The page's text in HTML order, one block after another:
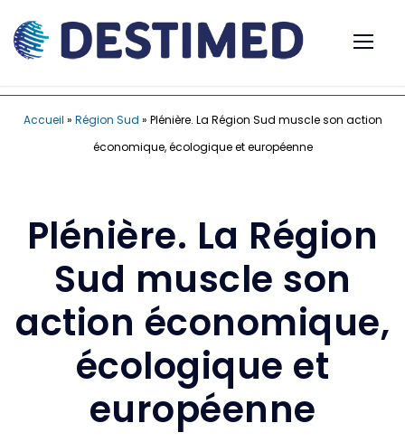
Accueil » Région Sud » Plénière. La Région Sud muscle son action
économique, écologique et européenne
Plénière. La Région
Sud muscle son
action économique,
écologique et
européenne